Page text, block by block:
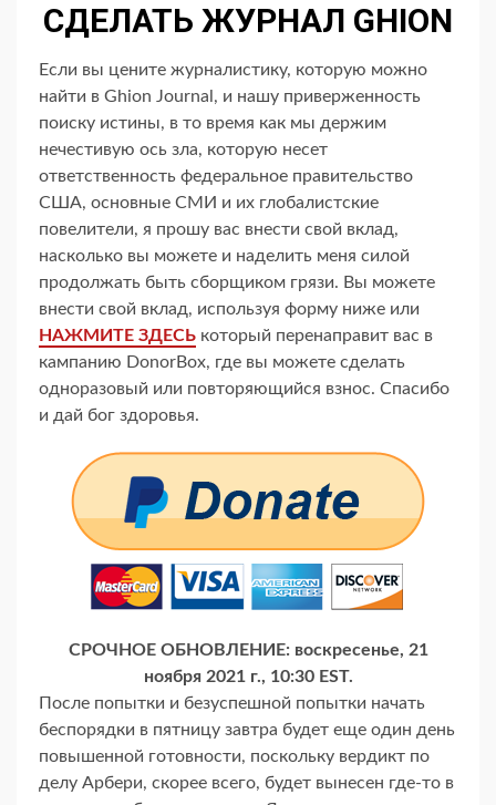
СДЕЛАТЬ ЖУРНАЛ GHION
Если вы цените журналистику, которую можно
найти в Ghion Journal, и нашу приверженность
поиску истины, в то время как мы держим
нечестивую ось зла, которую несет
ответственность федеральное правительство
США, основные СМИ и их глобалистские
повелители, я прошу вас внести свой вклад,
насколько вы можете и наделить меня силой
продолжать быть сборщиком грязи. Вы можете
внести свой вклад, используя форму ниже или
НАЖМИТЕ ЗДЕСЬ который перенаправит вас в
кампанию DonorBox, где вы можете сделать
одноразовый или повторяющийся взнос. Спасибо
и дай бог здоровья.
СРОЧНОЕ ОБНОВЛЕНИЕ: воскресенье, 21
ноября 2021 г., 10:30 EST.
После попытки и безуспешной попытки начать
беспорядки в пятницу завтра будет еще один день
повышенной готовности, поскольку вердикт по
делу Арбери, скорее всего, будет вынесен где-то в